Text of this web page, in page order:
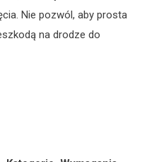
Nie pozwól, aby prosta
na drodze do